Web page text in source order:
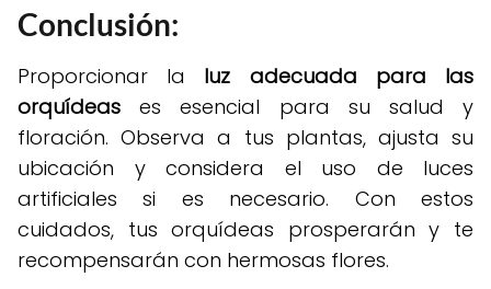
Conclusión:
Proporcionar la luz adecuada para las
orquídeas es esencial para su salud y
floración. Observa a tus plantas, ajusta su
ubicación y considera el uso de luces
artificiales si es necesario. Con estos
cuidados, tus orquídeas prosperarán y te
recompensarán con hermosas flores.